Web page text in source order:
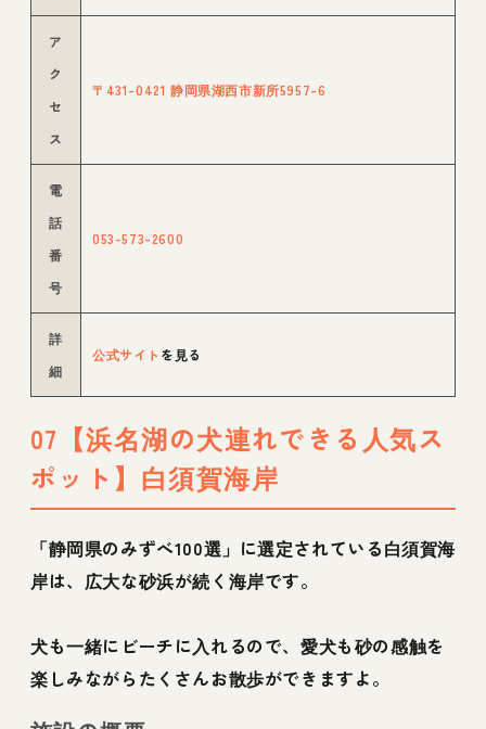
ア
ク
セ
ス
〒431-0421 静岡県湖西市新所5957-6
電
話
番
号
053-573-2600
詳
細
公式サイト を見る
07【浜名湖の犬連れできる人気ス
ポット】白須賀海岸
「静岡県のみずべ100選」に選定されている白須賀海
岸は、広大な砂浜が続く海岸です。
犬も一緒にビーチに入れるので、愛犬も砂の感触を
楽しみながらたくさんお散歩ができますよ。